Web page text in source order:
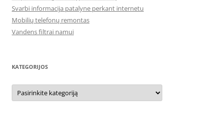
Svarbi informacija patalyne perkant internetu
Mobilių telefonų remontas
Vandens filtrai namui
KATEGORIJOS
Kategorijos